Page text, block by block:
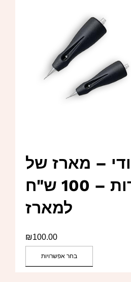
– מארז של
10 יחידות – 100 ש"ח
למארז
₪100.00
בחר אפשרויות